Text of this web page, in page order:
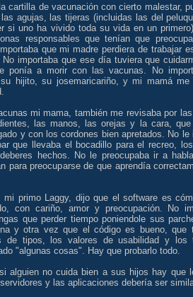
cartilla de vacunación con cierto malestar,
agujas, las tijeras (incluidas las del
si uno ha vivido toda su vida en un
responsables que tenían que
que mi madre perdiera de trabajar
importaba que ese día tuviera que
ponía a morir con las vacunas. No
hijito, su josemaricariño, y mi mamá me
mi mama, también me revisaba por
las manos, las orejas y la cara, que
y con los cordones bien apretados. No le
que llevaba el bocadillo para el recreo,
hechos. No le preocupaba ir a
para preocuparse de que aprendía
primo Laggy, dijo que el software es
con cariño, amor y preocupación. No
que perder tiempo poniendole sus
y otra vez que el código es bueno, que
de tipos, los valores de usabilidad y los
"algunas cosas". Hay que probarlo todo.
alguien no cuida bien a sus hijos hay que
y las aplicaciones debería ser